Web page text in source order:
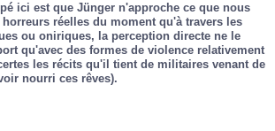
ici est que Jünger n'approche ce que nous
réelles du moment qu'à travers les
ou oniriques, la perception directe ne le
qu'avec des formes de violence relativement
les récits qu'il tient de militaires venant de
nourri ces rêves).